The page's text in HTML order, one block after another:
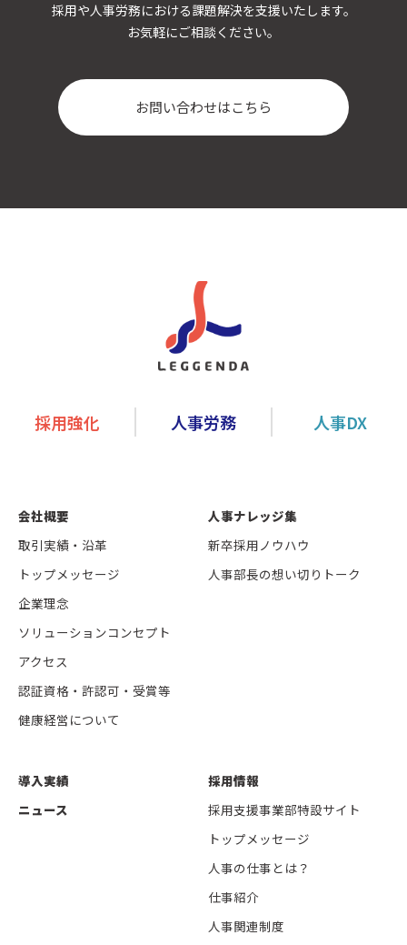
採用や人事労務における課題解決を支援いたします。
お気軽にご相談ください。
お問い合わせはこちら
採用強化 人事労務 人事DX
会社概要
取引実績・沿革
トップメッセージ
企業理念
ソリューションコンセプト
アクセス
認証資格・許認可・受賞等
健康経営について
人事ナレッジ集
新卒採用ノウハウ
人事部長の想い切りトーク
導入実績
ニュース
採用情報
採用支援事業部特設サイト
トップメッセージ
人事の仕事とは？
仕事紹介
人事関連制度